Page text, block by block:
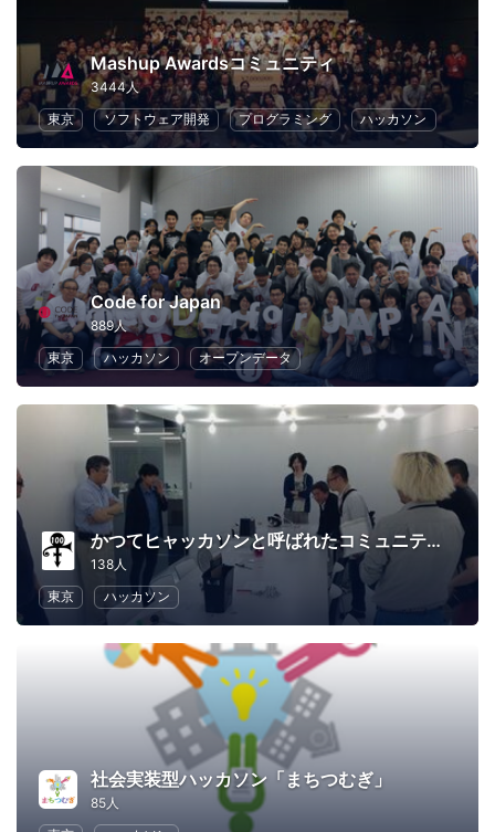
Mashup Awardsコミュニティ
3444人
東京
ソフトウェア開発 プログラミング ハッカソン
Code for Japan
889人
東京
ハッカソン オープンデータ
かつてヒャッカソンと呼ばれたコミュニティ ～The Comunity Formerly Known As Hyack-a-thon～
138人
東京
ハッカソン
社会実装型ハッカソン「まちつむぎ」
85人